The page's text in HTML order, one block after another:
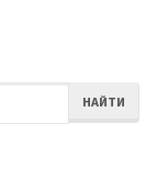
НАЙТИ